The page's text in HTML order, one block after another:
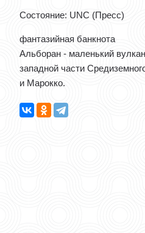
Состояние: UNC (Пресс)
фантазийная банкнота
Альборан - маленький
западной части
и Марокко.